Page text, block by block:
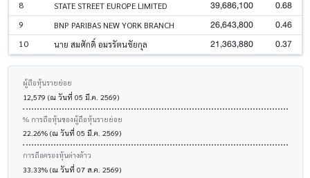
8 STATE STREET EUROPE LIMITED 39,686,100 0.68
9 BNP PARIBAS NEW YORK BRANCH 26,643,800 0.46
10 นาย สมศักดิ์ อมรรัตนชัยกุล 21,363,880 0.37
ผู้ถือหุ้นรายย่อย
12,579 (ณ วันที่ 05 มี.ค. 2569)
% การถือหุ้นของผู้ถือหุ้นรายย่อย
22.26% (ณ วันที่ 05 มี.ค. 2569)
การถือครองหุ้นต่างด้าว
33.33% (ณ วันที่ 07 ส.ค. 2569)